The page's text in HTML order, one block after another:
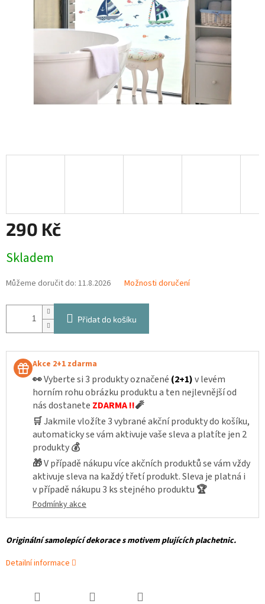
290 Kč
cena:
Skladem
Můžeme doručit do: 11.8.2026 Možnosti doručení
Přidat do košíku
Akce 2+1 zdarma
👀Vyberte si 3 produkty označené (2+1)v levém
horním rohu obrázku produktu a ten nejlevnější od
nás dostanete ZDARMA !!🧨
🛒Jakmile vložíte 3 vybrané akční produkty do košíku,
automaticky se vám aktivuje vaše sleva a platíte jen 2
produkty💰
🎁V případě nákupu více akčních produktů se vám vždy
aktivuje sleva na každý třetí produkt. Sleva je platná i
v případě nákupu 3 ks stejného produktu 🏆
Podmínky akce
Originální samolepící dekorace s motivem plujících plachetnic.
Detailní informace